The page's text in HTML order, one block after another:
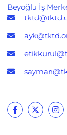
Beyoğlu İş